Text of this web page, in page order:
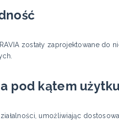
zostały zaprojektowane do
pod kątem
umożliwiając